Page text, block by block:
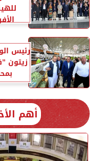
رئيس
زيتون
أهم